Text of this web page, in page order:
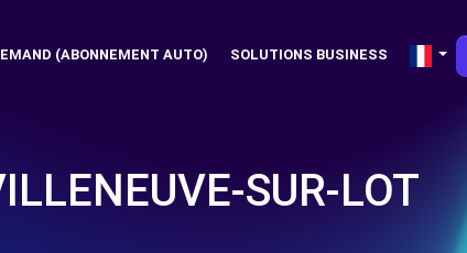
(ABONNEMENT AUTO) SOLUTIONS BUSINESS
SUR-LOT